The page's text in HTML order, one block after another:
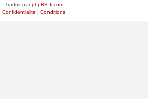
Traduit parphpBB-fr.com
Confidentialité | Conditions